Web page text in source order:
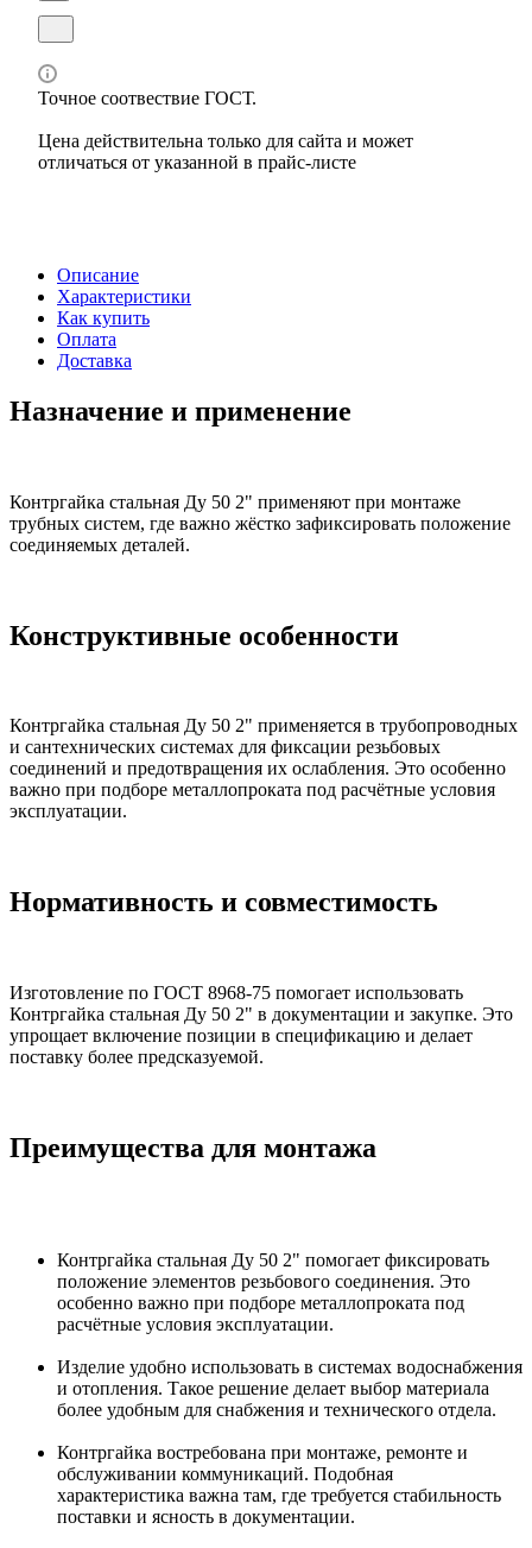
Точное соотвествие ГОСТ.
Цена действительна только для сайта и может
отличаться от указанной в прайс-листе
Описание
Характеристики
Как купить
Оплата
Доставка
Назначение и применение
Контргайка стальная Ду 50 2" применяют при монтаже
трубных систем, где важно жёстко зафиксировать положение
соединяемых деталей.
Конструктивные особенности
Контргайка стальная Ду 50 2" применяется в трубопроводных
и сантехнических системах для фиксации резьбовых
соединений и предотвращения их ослабления. Это особенно
важно при подборе металлопроката под расчётные условия
эксплуатации.
Нормативность и совместимость
Изготовление по ГОСТ 8968-75 помогает использовать
Контргайка стальная Ду 50 2" в документации и закупке. Это
упрощает включение позиции в спецификацию и делает
поставку более предсказуемой.
Преимущества для монтажа
Контргайка стальная Ду 50 2" помогает фиксировать
положение элементов резьбового соединения. Это
особенно важно при подборе металлопроката под
расчётные условия эксплуатации.
Изделие удобно использовать в системах водоснабжения
и отопления. Такое решение делает выбор материала
более удобным для снабжения и технического отдела.
Контргайка востребована при монтаже, ремонте и
обслуживании коммуникаций. Подобная
характеристика важна там, где требуется стабильность
поставки и ясность в документации.